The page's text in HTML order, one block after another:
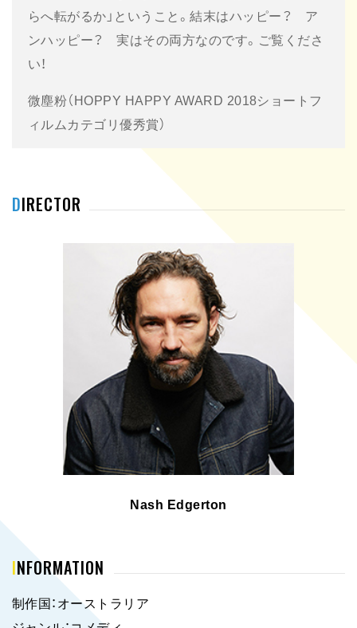
らへ転がるか」ということ。結末はハッピー？ ア
ンハッピー？ 実はその両方なのです。ご覧くださ
い！
微塵粉（HOPPY HAPPY AWARD 2018ショートフ
ィルムカテゴリ優秀賞）
DIRECTOR
Nash Edgerton
INFORMATION
制作国：オーストラリア